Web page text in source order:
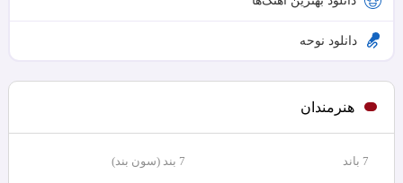
دانلود نوحه
هنرمندان
7 باند 7 بند (سون بند)